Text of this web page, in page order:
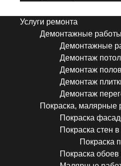
Услуги ремонта
Демонтажные работы
Демонтажные
Демонтаж
Демонтаж
Демонтаж
Демонтаж
Покраска, малярные
Покраска
Покраска стен
Покраска
Покраска обоев